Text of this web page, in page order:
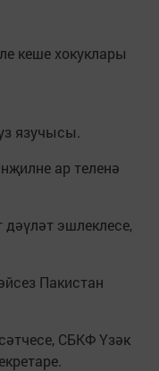
кеше хокуклары
язучысы.
ар теленә
эшлеклесе,
Пакистан
СБКФ Үзәк